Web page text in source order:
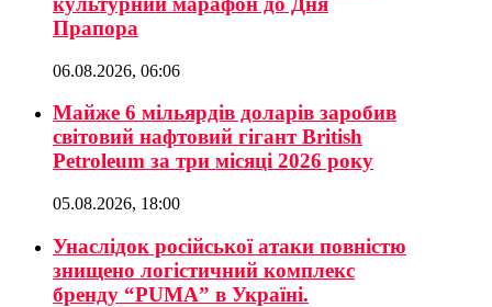
Прапора
06.08.2026, 06:06
Майже 6 мільярдів доларів заробив
світовий нафтовий гігант British
Petroleum за три місяці 2026 року
05.08.2026, 18:00
Унаслідок російської атаки повністю
знищено логістичний комплекс
бренду “PUMA” в Україні.